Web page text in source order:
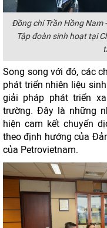
Đồng chí Trần Hồng Nam
Tập đoàn sinh hoạt tại
Song song với đó, các
phát triển nhiên liệu
giải pháp phát triển
trường. Đây là những
hiện cam kết chuyển
theo định hướng của
của Petrovietnam.